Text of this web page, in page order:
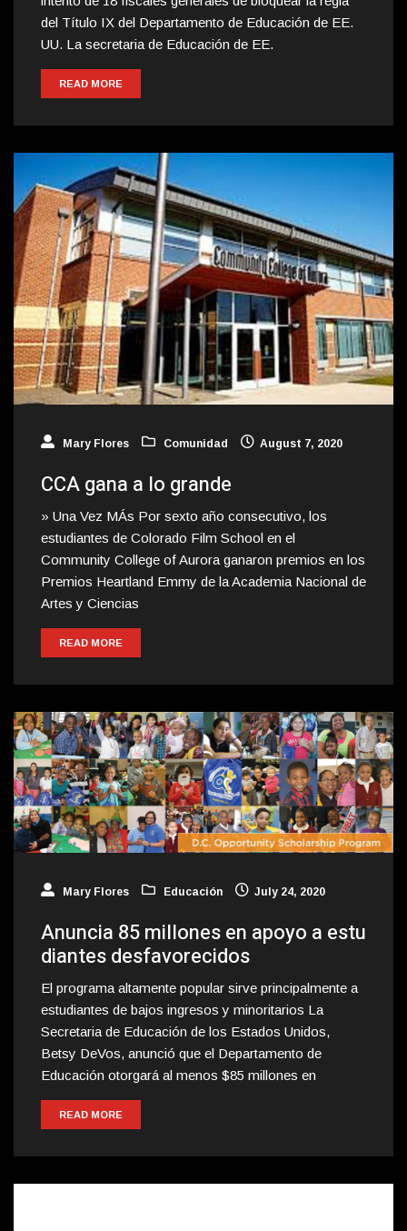
del Título IX del Departamento de Educación de EE.
UU. La secretaria de Educación de EE.
READ MORE
Mary Flores Comunidad August 7, 2020
CCA gana a lo grande
» Una Vez MÁs Por sexto año consecutivo, los
estudiantes de Colorado Film School en el
Community College of Aurora ganaron premios en los
Premios Heartland Emmy de la Academia Nacional de
Artes y Ciencias
READ MORE
Mary Flores Educación July 24, 2020
Anuncia 85 millones en apoyo a estu
diantes desfavorecidos
El programa altamente popular sirve principalmente a
estudiantes de bajos ingresos y minoritarios La
Secretaria de Educación de los Estados Unidos,
Betsy DeVos, anunció que el Departamento de
Educación otorgará al menos $85 millones en
READ MORE